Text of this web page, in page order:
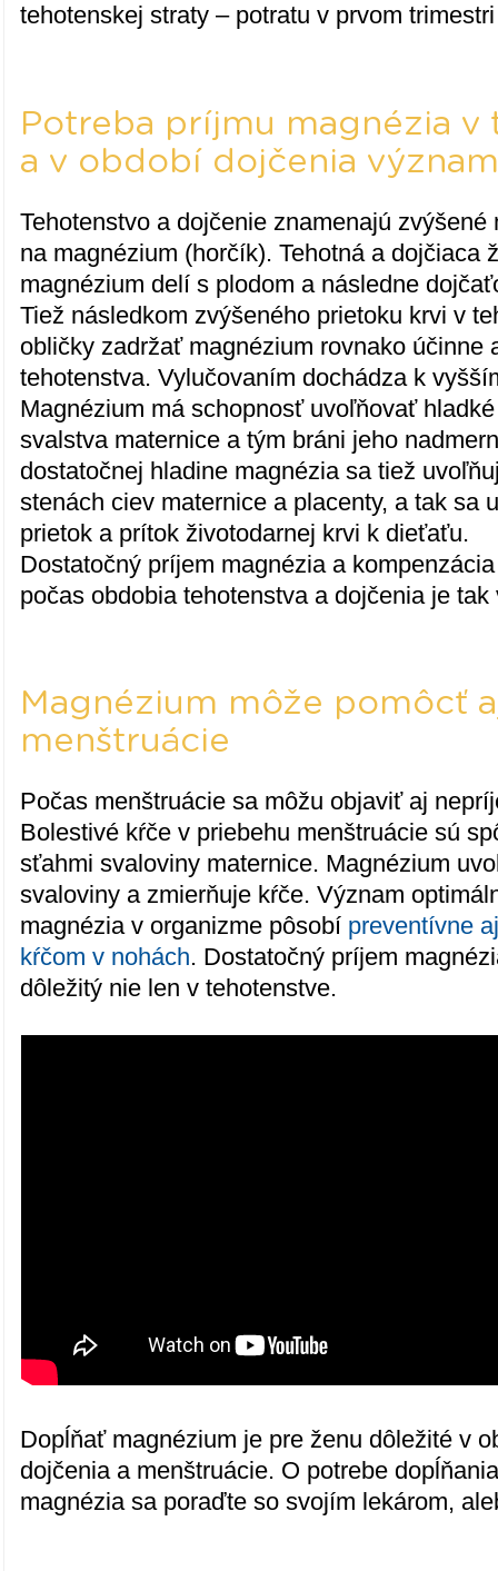
tehotenskej straty – potratu v prvom
Potreba príjmu magnézia v
a v období dojčenia
Tehotenstvo a dojčenie znamenajú zvýšené
na magnézium (horčík). Tehotná a dojčiaca
magnézium delí s plodom a následne
Tiež následkom zvýšeného prietoku krvi v
obličky zadržať magnézium rovnako účinne
tehotenstva. Vylučovaním dochádza k
Magnézium má schopnosť uvoľňovať
svalstva maternice a tým bráni jeho
dostatočnej hladine magnézia sa tiež
stenách ciev maternice a placenty, a tak sa
prietok a prítok životodarnej krvi k dieťaťu.
Dostatočný príjem magnézia a
počas obdobia tehotenstva a dojčenia je
Magnézium môže pomôcť
menštruácie
Počas menštruácie sa môžu objaviť aj
Bolestivé kŕče v priebehu menštruácie sú
sťahmi svaloviny maternice. Magnézium
svaloviny a zmierňuje kŕče. Význam
magnézia v organizme pôsobí preventívne
kŕčom v nohách. Dostatočný príjem
dôležitý nie len v tehotenstve.
Dopĺňať magnézium je pre ženu dôležité v
dojčenia a menštruácie. O potrebe
magnézia sa poraďte so svojím lekárom,